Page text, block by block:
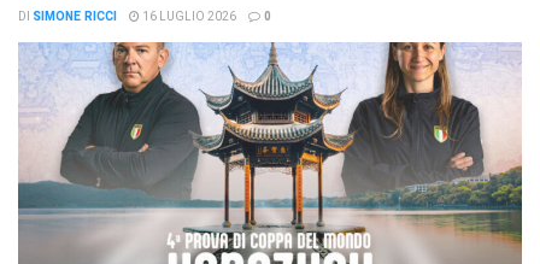
DI SIMONE RICCI 16 LUGLIO 2026 0